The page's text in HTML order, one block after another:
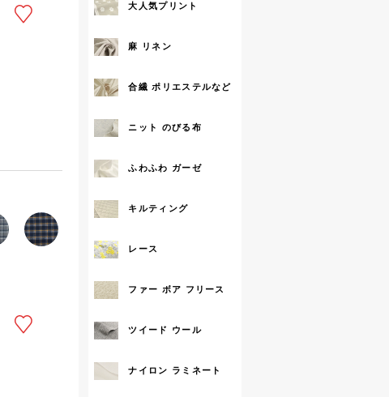
大人気プリント
麻 リネン
合繊 ポリエステルなど
ニット のびる布
ふわふわ ガーゼ
キルティング
レース
ファー ボア フリース
ツイード ウール
ナイロン ラミネート